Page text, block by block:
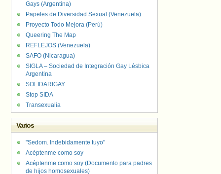
Gays (Argentina)
Papeles de Diversidad Sexual (Venezuela)
Proyecto Todo Mejora (Perú)
Queering The Map
REFLEJOS (Venezuela)
SAFO (Nicaragua)
SIGLA – Sociedad de Integración Gay Lésbica
Argentina
SOLIDARIGAY
Stop SIDA
Transexualia
Varios
"Sedom. Indebidamente tuyo"
Acéptenme como soy
Acéptenme como soy (Documento para padres
de hijos homosexuales)